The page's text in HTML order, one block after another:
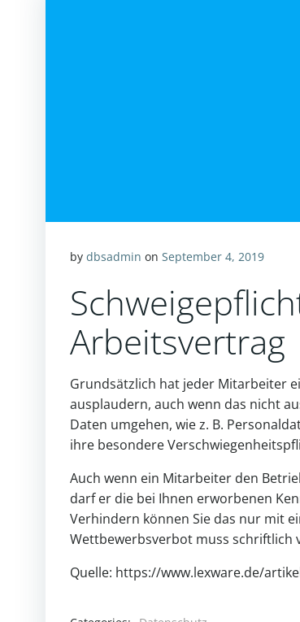
by dbsadmin on September 4, 2019
Arbeitsvertrag
Grundsätzlich hat jeder Mitarbeiter
ausplaudern, auch wenn das nicht
Daten umgehen, wie z. B.
ihre besondere
Auch wenn ein Mitarbeiter den
darf er die bei Ihnen erworbenen
Verhindern können Sie das nur mit
Wettbewerbsverbot muss schriftlich
Quelle: https://www.lexware.de/